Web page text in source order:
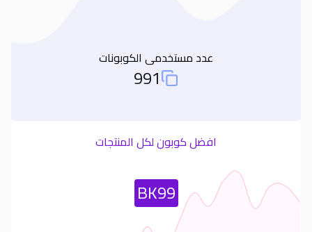
عدد مستخدمى الكوبونات
Total Used Coupons
991
افضل كوبون لكل المنتجات
Most Used CouponBK99